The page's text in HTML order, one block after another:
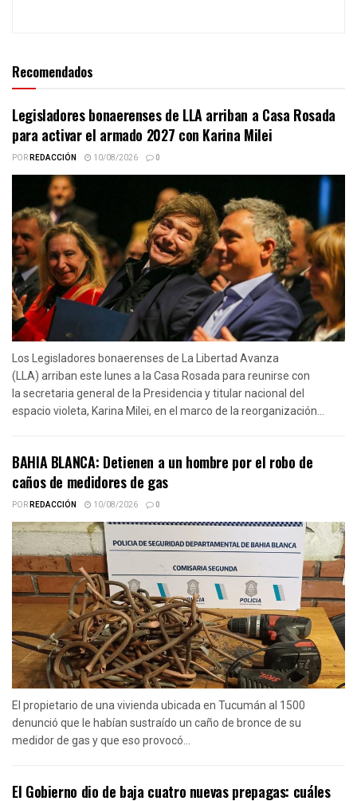
Recomendados
Legisladores bonaerenses de LLA arriban a Casa Rosada
para activar el armado 2027 con Karina Milei
PORREDACCIÓN 10/08/2026 0
Los Legisladores bonaerenses de La Libertad Avanza
(LLA) arriban este lunes a la Casa Rosada para reunirse con
la secretaria general de la Presidencia y titular nacional del
espacio violeta, Karina Milei, en el marco de la reorganización...
BAHIA BLANCA: Detienen a un hombre por el robo de
caños de medidores de gas
PORREDACCIÓN 10/08/2026 0
El propietario de una vivienda ubicada en Tucumán al 1500
denunció que le habían sustraído un caño de bronce de su
medidor de gas y que eso provocó...
El Gobierno dio de baja cuatro nuevas prepagas: cuáles